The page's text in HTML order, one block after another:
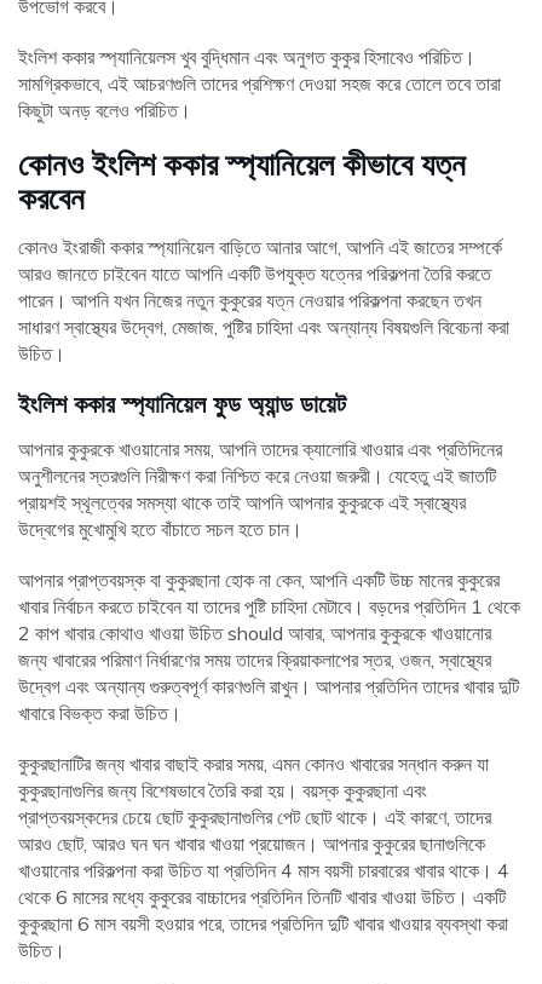
উপভোগ করবে।
ইংলিশ ককার স্প্যানিয়েলস খুব বুদ্ধিমান এবং অনুগত কুকুর হিসাবেও পরিচিত।
সামগ্রিকভাবে, এই আচরণগুলি তাদের প্রশিক্ষণ দেওয়া সহজ করে তোলে তবে তারা
কিছুটা অনড় বলেও পরিচিত।
কোনও ইংলিশ ককার স্প্যানিয়েল কীভাবে যত্ন
করবেন
কোনও ইংরাজী ককার স্প্যানিয়েল বাড়িতে আনার আগে, আপনি এই জাতের সম্পর্কে
আরও জানতে চাইবেন যাতে আপনি একটি উপযুক্ত যত্নের পরিকল্পনা তৈরি করতে
পারেন। আপনি যখন নিজের নতুন কুকুরের যত্ন নেওয়ার পরিকল্পনা করছেন তখন
সাধারণ স্বাস্থ্যের উদ্বেগ, মেজাজ, পুষ্টির চাহিদা এবং অন্যান্য বিষয়গুলি বিবেচনা করা
উচিত।
ইংলিশ ককার স্প্যানিয়েল ফুড অ্যান্ড ডায়েট
আপনার কুকুরকে খাওয়ানোর সময়, আপনি তাদের ক্যালোরি খাওয়ার এবং প্রতিদিনের
অনুশীলনের স্তরগুলি নিরীক্ষণ করা নিশ্চিত করে নেওয়া জরুরী। যেহেতু এই জাতটি
প্রায়শই স্থূলত্বের সমস্যা থাকে তাই আপনি আপনার কুকুরকে এই স্বাস্থ্যের
উদ্বেগের মুখোমুখি হতে বাঁচাতে সচল হতে চান।
আপনার প্রাপ্তবয়স্ক বা কুকুরছানা হোক না কেন, আপনি একটি উচ্চ মানের কুকুরের
খাবার নির্বাচন করতে চাইবেন যা তাদের পুষ্টি চাহিদা মেটাবে। বড়দের প্রতিদিন 1 থেকে
2 কাপ খাবার কোথাও খাওয়া উচিত should আবার, আপনার কুকুরকে খাওয়ানোর
জন্য খাবারের পরিমাণ নির্ধারণের সময় তাদের ক্রিয়াকলাপের স্তর, ওজন, স্বাস্থ্যের
উদ্বেগ এবং অন্যান্য গুরুত্বপূর্ণ কারণগুলি রাখুন। আপনার প্রতিদিন তাদের খাবার দুটি
খাবারে বিভক্ত করা উচিত।
কুকুরছানাটির জন্য খাবার বাছাই করার সময়, এমন কোনও খাবারের সন্ধান করুন যা
কুকুরছানাগুলির জন্য বিশেষভাবে তৈরি করা হয়। বয়স্ক কুকুরছানা এবং
প্রাপ্তবয়স্কদের চেয়ে ছোট কুকুরছানাগুলির পেট ছোট থাকে। এই কারণে, তাদের
আরও ছোট, আরও ঘন ঘন খাবার খাওয়া প্রয়োজন। আপনার কুকুরের ছানাগুলিকে
খাওয়ানোর পরিকল্পনা করা উচিত যা প্রতিদিন 4 মাস বয়সী চারবারের খাবার থাকে। 4
থেকে 6 মাসের মধ্যে কুকুরের বাচ্চাদের প্রতিদিন তিনটি খাবার খাওয়া উচিত। একটি
কুকুরছানা 6 মাস বয়সী হওয়ার পরে, তাদের প্রতিদিন দুটি খাবার খাওয়ার ব্যবস্থা করা
উচিত।